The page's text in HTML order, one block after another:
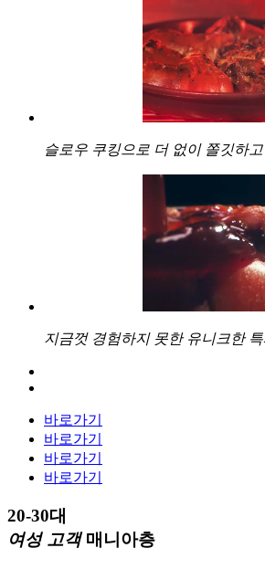
슬로우 쿠킹으로 더 없이 쫄깃하
지금껏 경험하지 못한 유니크한
바로가기
바로가기
바로가기
바로가기
20-30대
여성 고객매니아층